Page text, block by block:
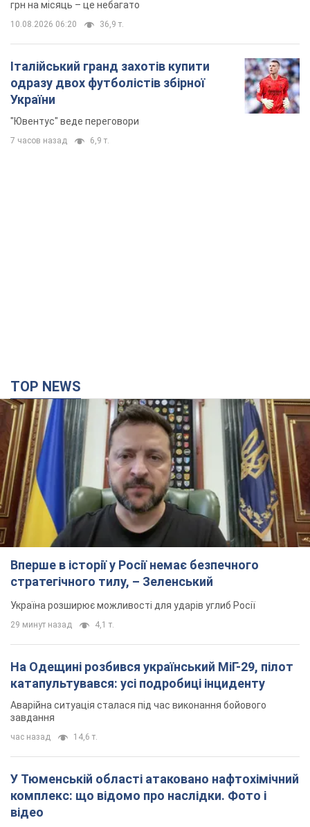
грн на місяць – це небагато
10.08.2026 06:20 36,9 т.
Італійський гранд захотів купити
одразу двох футболістів збірної
України
"Ювентус" веде переговори
7 часов назад 6,9 т.
TOP NEWS
Вперше в історії у Росії немає безпечного
стратегічного тилу, – Зеленський
Україна розширює можливості для ударів углиб Росії
29 минут назад 4,1 т.
На Одещині розбився український МіГ-29, пілот
катапультувався: усі подробиці інциденту
Аварійна ситуація сталася під час виконання бойового
завдання
час назад 14,6 т.
У Тюменській області атаковано нафтохімічний
комплекс: що відомо про наслідки. Фото і
відео